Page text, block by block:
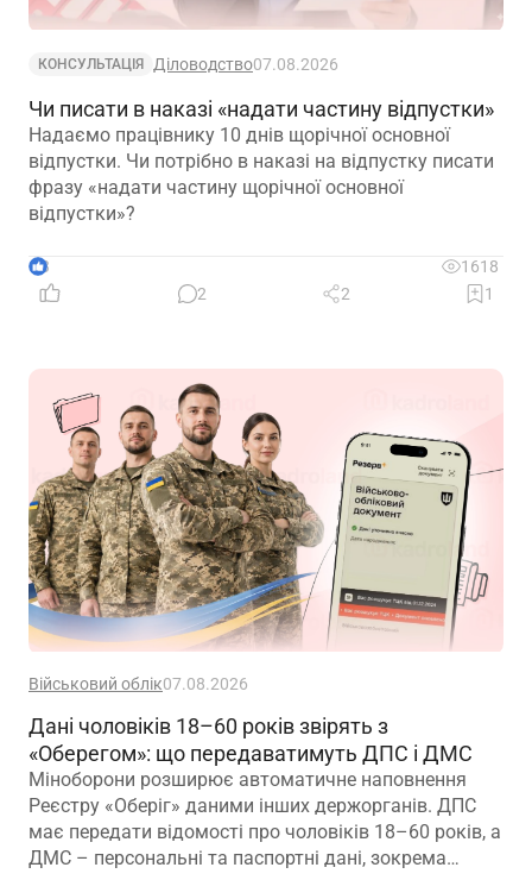
КОНСУЛЬТАЦІЯ Діловодство07.08.2026
Чи писати в наказі «надати частину відпустки»
Надаємо працівнику 10 днів щорічної основної
відпустки. Чи потрібно в наказі на відпустку писати
фразу «надати частину щорічної основної
відпустки»?
3
1618
2
2 1
Військовий облік07.08.2026
Дані чоловіків 18–60 років звірять з
«Оберегом»: що передаватимуть ДПС і ДМС
Міноборони розширює автоматичне наповнення
Реєстру «Оберіг» даними інших держорганів. ДПС
має передати відомості про чоловіків 18–60 років, а
ДМС – персональні та паспортні дані, зокрема